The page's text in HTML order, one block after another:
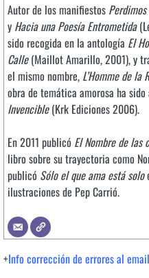
Autor de los manifiestos
y Hacia una Poesía Entrometida
sido recogida en la antología El
Calle(Maillot Amarillo, 2001), y
el mismo nombre, L’Homme de la
obra de temática amorosa ha
Invencible(Krk Ediciones 2006).
En 2011 publicó El Nombre de las
libro sobre su trayectoria como
publicó Sólo el que ama está solo
ilustraciones de Pep Carrió.
+Info corrección de errores al